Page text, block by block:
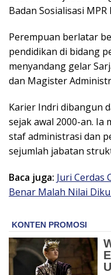
Badan Sosialisasi MPR
Perempuan berlatar
pendidikan di bidang
menyandang gelar
dan Magister
Karier Indri dibangun
sejak awal 2000-an. Ia
staf administrasi dan
sejumlah jabatan
Baca juga: Juri Cerdas
Benar Malah Nilai